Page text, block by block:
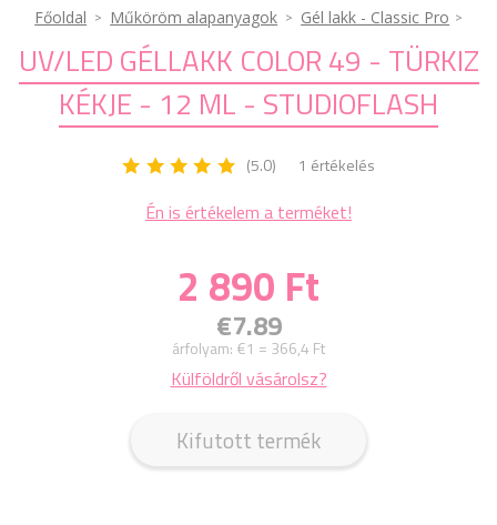
Főoldal Műköröm alapanyagok Gél lakk - Classic Pro
UV/LED GÉLLAKK COLOR 49 - TÜRKIZ
KÉKJE - 12 ML - STUDIOFLASH
(5.0) 1 értékelés
Én is értékelem a terméket!
2 890 Ft
€7.89
árfolyam: €1 = 366,4 Ft
Külföldről vásárolsz?
Kifutott termék